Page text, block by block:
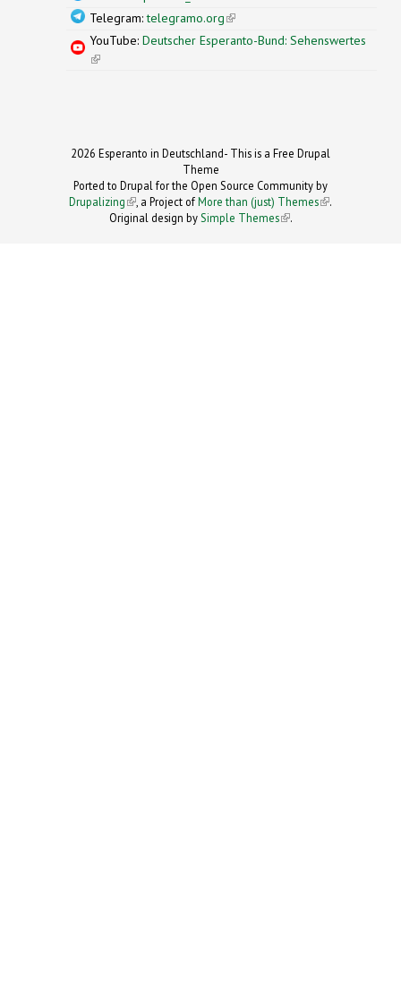
Telegram:telegramo.org(link is external)
YouTube: Deutscher Esperanto-Bund: Sehenswertes
(link is external)
2026 Esperanto in Deutschland- This is a Free Drupal
Theme
Ported to Drupal for the Open Source Community by
Drupalizing(link is external)
, a Project ofMore than (just) Themes (link is
.
Original design bySimple Themes
(link is
.